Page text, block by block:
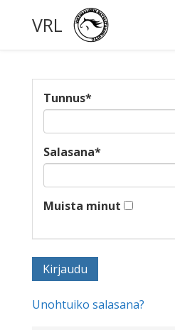
VRL
Tunnus*
Salasana*
Muista minut
Unohtuiko salasana?